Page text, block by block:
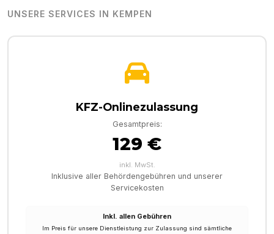
UNSERE SERVICES IN KEMPEN
KFZ-Onlinezulassung
Gesamtpreis:
129 €
inkl. MwSt.
Inklusive aller Behördengebühren und unserer
Servicekosten
Inkl. allen Gebühren
Im Preis für unsere Dienstleistung zur Zulassung sind sämtliche